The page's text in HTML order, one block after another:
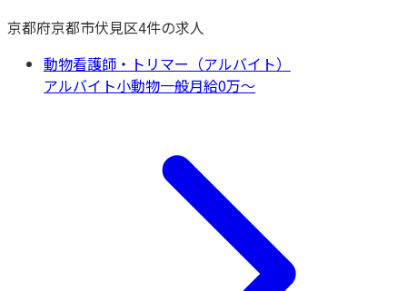
京都府京都市伏見区4件の求人
動物看護師・トリマー（アルバイト）
アルバイト小動物一般月給0万〜